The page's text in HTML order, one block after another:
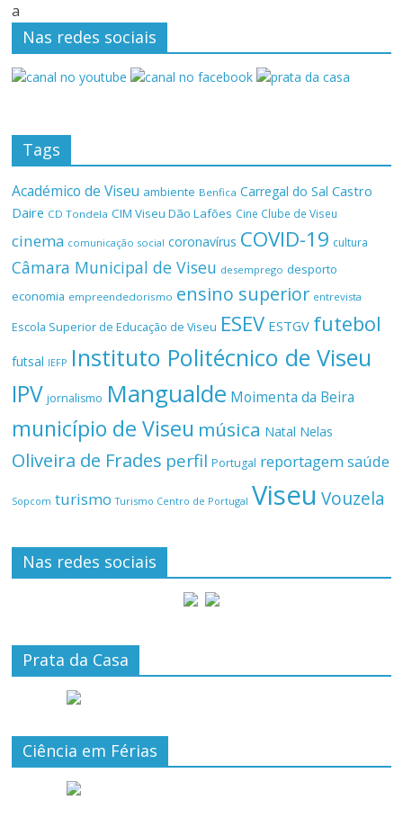
a
Nas redes sociais
Tags
Académico de Viseu ambiente Benfica Carregal do Sal Castro
Daire CD Tondela CIM Viseu Dão Lafões Cine Clube de Viseu
cinema comunicação social coronavírus COVID-19 cultura
Câmara Municipal de Viseu desemprego desporto
economia empreendedorismo ensino superior entrevista
Escola Superior de Educação de Viseu ESEV ESTGV futebol
futsal IEFP Instituto Politécnico de Viseu
IPV jornalismo Mangualde Moimenta da Beira
município de Viseu música Natal Nelas
Oliveira de Frades perfil Portugal reportagemsaúde
Sopcom turismo Turismo Centro de Portugal Viseu Vouzela
Nas redes sociais
Prata da Casa
Ciência em Férias